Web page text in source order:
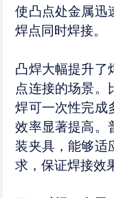
使凸点处金属迅
焊点同时焊接。​
凸焊大幅提升了
点连接的场景。
焊可一次性完成
效率显著提高。
装夹具，能够适
求，保证焊接效